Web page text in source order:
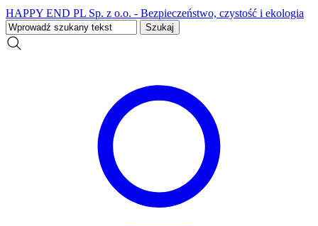
HAPPY END PL Sp. z o.o. - Bezpieczeństwo, czystość i ekologia